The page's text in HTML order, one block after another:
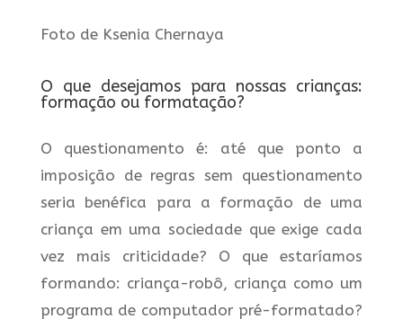
Foto de Ksenia Chernaya
O que desejamos para nossas crianças:
formação ou formatação?
O questionamento é: até que ponto a
imposição de regras sem questionamento
seria benéfica para a formação de uma
criança em uma sociedade que exige cada
vez mais criticidade? O que estaríamos
formando: criança-robô, criança como um
programa de computador pré-formatado?